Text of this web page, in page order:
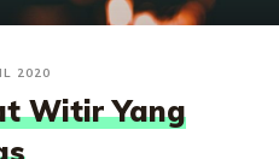
2020
Witir Yang